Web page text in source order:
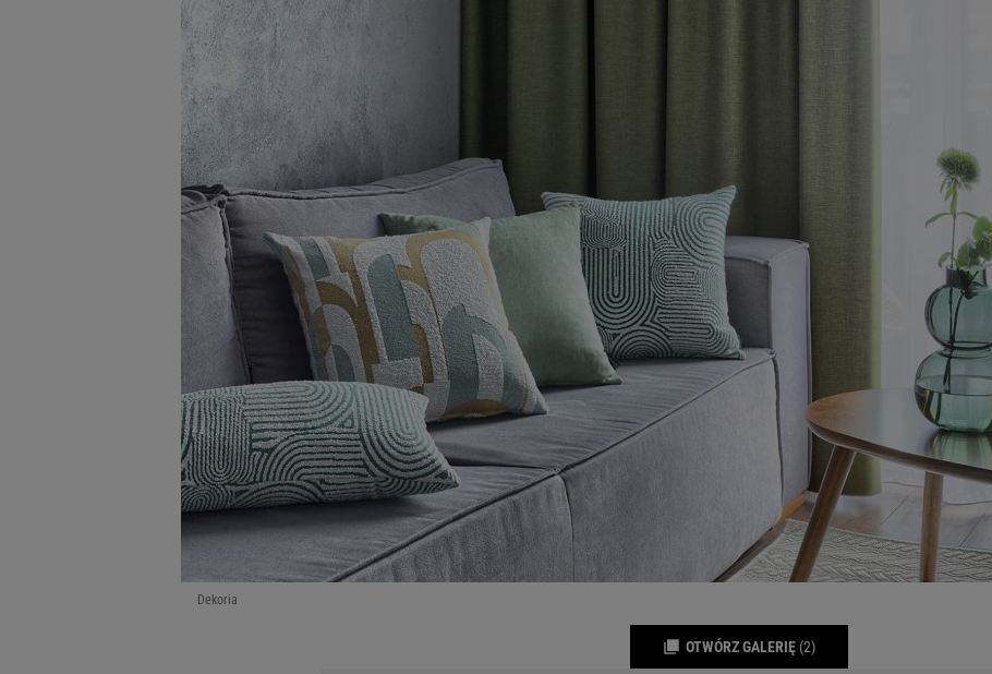
Dekoria
OTWÓRZ GALERIĘ (2)
My, nasi Zaufani Partnerzy i Agora S.A. możemy przetwarzać dane osobowe w następujących celach:
badnie odbiorców i ulepszanie usług.